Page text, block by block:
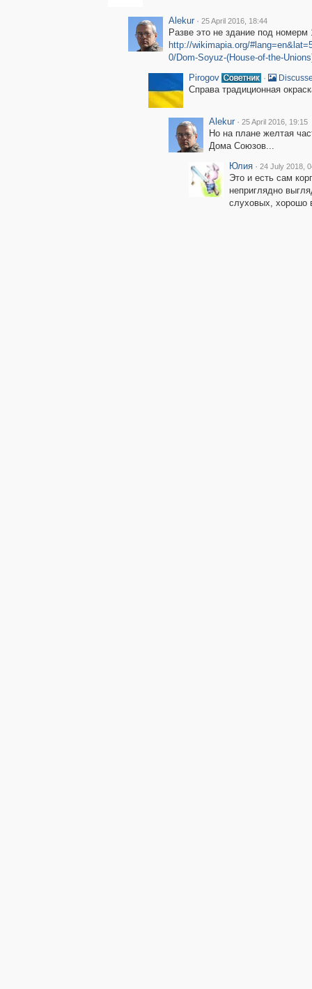
Alekur · 25 April 2016, 18:44
Разве это не здание под
http://wikimapia.org/
0/Dom-Soyuz-(House-of-the-
Pirogov
·
Справа традиционная
Alekur · 25 April 2016, 19:15
Но на плане желтая
Дома Союзов...
Юлия · 24 July 2018,
Это и есть сам
неприглядно
слуховых, хорошо